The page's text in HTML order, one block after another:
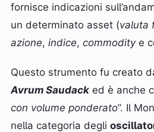
fornisce indicazioni
un determinato asset (valuta
azione, indice, commoditye
Questo strumento fu creato
Avrum Saudack ed è anche
con volume ponderato”. Il
nella categoria degli